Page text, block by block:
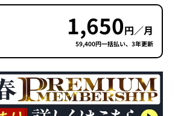
1,650円／月
59,400円一括払い、3年更新